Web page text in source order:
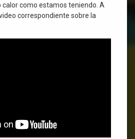
como estamos teniendo. A
correspondiente sobre la